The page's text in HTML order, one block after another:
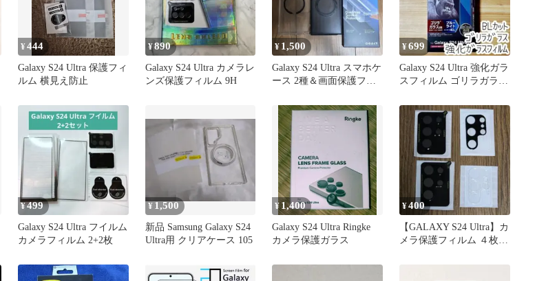
¥444
Galaxy S24 Ultra 保護フィ
ルム 横見え防止
¥890
Galaxy S24 Ultra カメラレ
ンズ保護フィルム 9H
¥ 1,500
Galaxy S24 Ultra スマホケ
ース 2種＆画面保護フィ
¥699
Galaxy S24 Ultra 強化ガラ
スフィルム ゴリラガラス
¥499
Galaxy S24 Ultra フイルム
カメラフィルム 2+2枚
¥ 1,500
新品 Samsung Galaxy S24
Ultra用 クリアケース 105
¥1,400
Galaxy S24 Ultra Ringke
カメラ保護ガラス
¥400
【GALAXY S24 Ultra】カ
メラ保護フィルム ４枚セ